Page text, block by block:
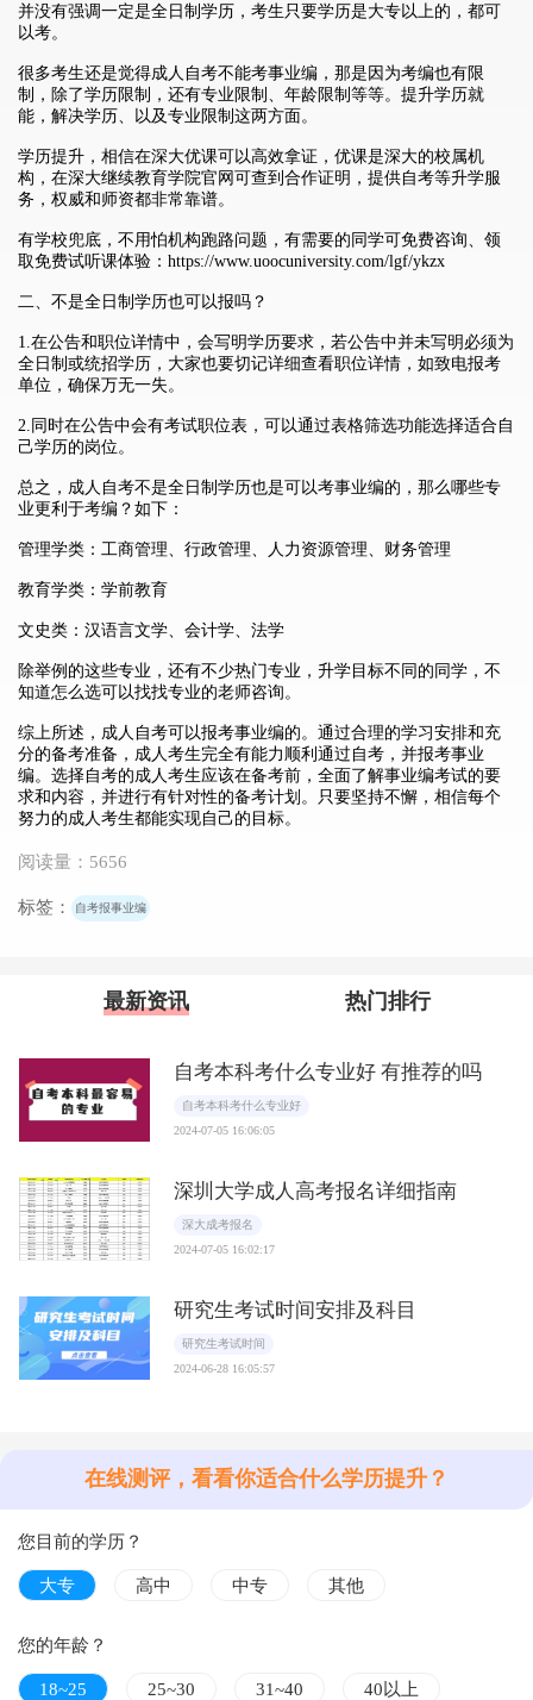
并没有强调一定是全日制学历，考生只要学历是大专以上的，都可
以考。
很多考生还是觉得成人自考不能考事业编，那是因为考编也有限
制，除了学历限制，还有专业限制、年龄限制等等。提升学历就
能，解决学历、以及专业限制这两方面。
学历提升，相信在深大优课可以高效拿证，优课是深大的校属机
构，在深大继续教育学院官网可查到合作证明，提供自考等升学服
务，权威和师资都非常靠谱。
有学校兜底，不用怕机构跑路问题，有需要的同学可免费咨询、领
取免费试听课体验： https://www.uoocuniversity.com/lgf/ykzx
二、不是全日制学历也可以报吗？
1.在公告和职位详情中，会写明学历要求，若公告中并未写明必须为
全日制或统招学历，大家也要切记详细查看职位详情，如致电报考
单位，确保万无一失。
2.同时在公告中会有考试职位表，可以通过表格筛选功能选择适合自
己学历的岗位。
总之，成人自考不是全日制学历也是可以考事业编的，那么哪些专
业更利于考编？如下：
管理学类：工商管理、行政管理、人力资源管理、财务管理
教育学类：学前教育
文史类：汉语言文学、会计学、法学
除举例的这些专业，还有不少热门专业，升学目标不同的同学，不
知道怎么选可以找找专业的老师咨询。
综上所述，成人自考可以报考事业编的。通过合理的学习安排和充
分的备考准备，成人考生完全有能力顺利通过自考，并报考事业
编。选择自考的成人考生应该在备考前，全面了解事业编考试的要
求和内容，并进行有针对性的备考计划。只要坚持不懈，相信每个
努力的成人考生都能实现自己的目标。
阅读量：5656
标签： 自考报事业编
最新资讯 热门排行
自考本科考什么专业好 有推荐的吗
自考本科考什么专业好
2024-07-05 16:06:05
深圳大学成人高考报名详细指南
深大成考报名
2024-07-05 16:02:17
研究生考试时间安排及科目
研究生考试时间
2024-06-28 16:05:57
在线测评，看看你适合什么学历提升？
您目前的学历？
大专 高中 中专 其他
您的年龄？
18~25 25~30 31~40 40以上